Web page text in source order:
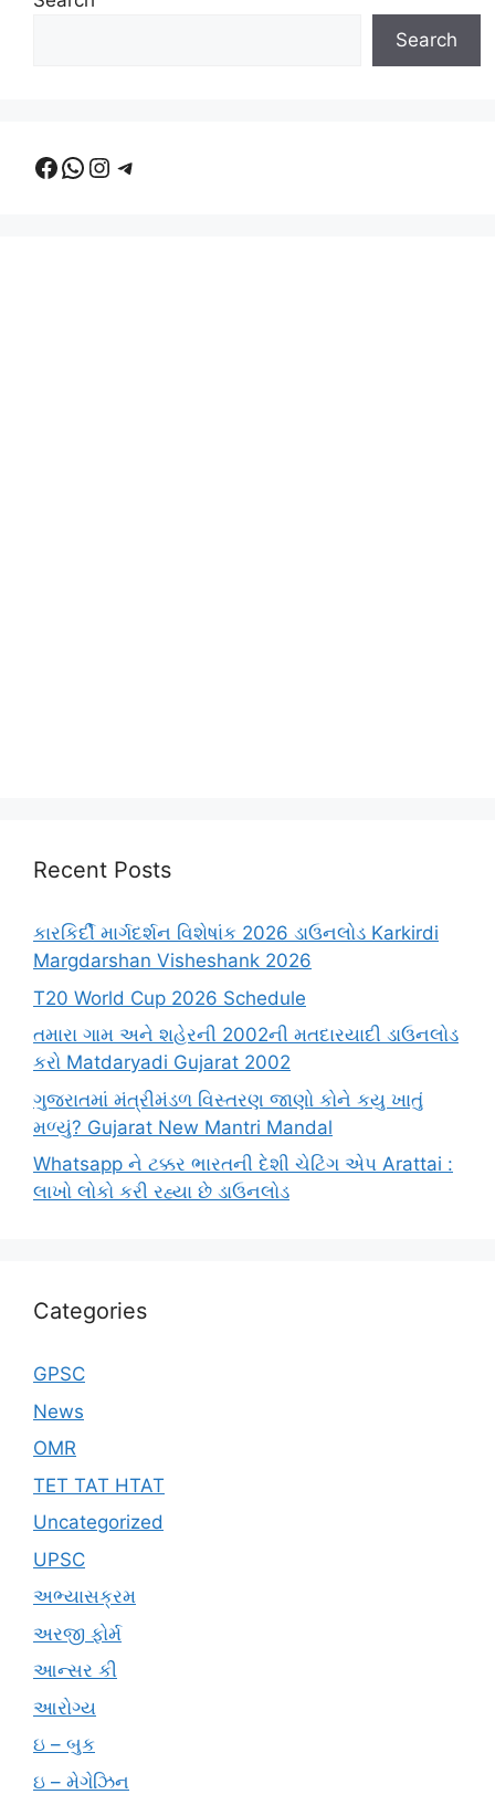
Search
Facebook
WhatsApp
Instagram
Telegram
Recent Posts
કારકિર્દી માર્ગદર્શન વિશેષાંક 2026 ડાઉનલોડ Karkirdi
Margdarshan Visheshank 2026
T20 World Cup 2026 Schedule
તમારા ગામ અને શહેરની 2002ની મતદારયાદી ડાઉનલોડ
કરો Matdaryadi Gujarat 2002
ગુજરાતમાં મંત્રીમંડળ વિસ્તરણ જાણો કોને કયુ ખાતું
મળ્યું? Gujarat New Mantri Mandal
Whatsapp ને ટક્કર ભારતની દેશી ચેટિંગ એપ Arattai :
લાખો લોકો કરી રહ્યા છે ડાઉનલોડ
Categories
GPSC
News
OMR
TET TAT HTAT
Uncategorized
UPSC
અભ્યાસક્રમ
અરજી ફોર્મ
આન્સર કી
આરોગ્ય
ઇ – બુક
ઇ – મેગેઝિન